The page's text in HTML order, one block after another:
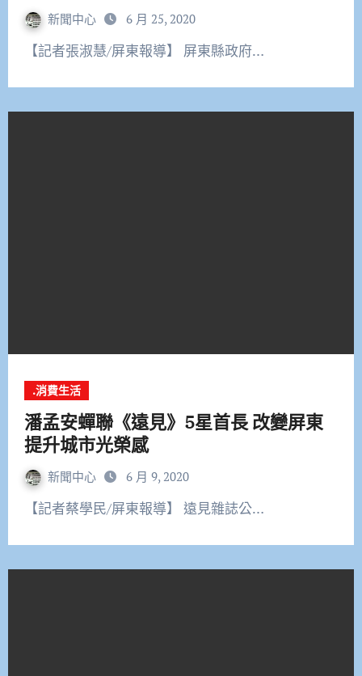
新聞中心 6 月 25, 2020
【記者張淑慧/屏東報導】 屏東縣政府…
.消費生活
潘孟安蟬聯《遠見》5星首長 改變屏東
提升城市光榮感
新聞中心 6 月 9, 2020
【記者蔡學民/屏東報導】 遠見雜誌公…